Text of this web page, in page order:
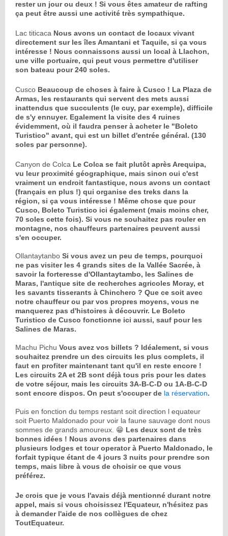
rester un jour ou deux ! Si vous êtes amateur de rafting
ça peut être aussi une activité très sympathique.
Lac titicaca Nous avons un contact de locaux vivant
directement sur les îles Amantani et Taquile, si ça vous
intéresse ! Nous connaissons aussi un local à Llachon,
une ville portuaire, qui peut vous permettre d'utiliser
son bateau pour 240 soles.
Cusco Beaucoup de choses à faire à Cusco ! La Plaza de
Armas, les restaurants qui servent des mets aussi
inattendus que succulents (le cuy, par exemple), difficile
de s'y ennuyer. Egalement la visite des 4 ruines
évidemment, où il faudra penser à acheter le "Boleto
Turistico" avant, qui est un billet d'entrée général. (130
soles par personne).
Canyon de Colca Le Colca se fait plutôt après Arequipa,
vu leur proximité géographique, mais sinon oui c'est
vraiment un endroit fantastique, nous avons un contact
(français en plus !) qui organise des treks dans la
région, si ça vous intéresse ! Même chose que pour
Cusco, Boleto Turistico ici également (mais moins cher,
70 soles cette fois). Si vous ne souhaitez pas rouler en
montagne, nos chauffeurs partenaires peuvent aussi
s'en occuper.
Ollantaytanbo Si vous avez un peu de temps, pourquoi
ne pas visiter les 4 grands sites de la Vallée Sacrée, à
savoir la forteresse d'Ollantaytambo, les Salines de
Maras, l'antique site de recherches agricoles Moray, et
les savants tisserants à Chinchero ? Que ce soit avec
notre chauffeur ou par vos propres moyens, vous ne
manquerez pas d'histoires à découvrir. Le Boleto
Turistico de Cusco fonctionne ici aussi, sauf pour les
Salines de Maras.
Machu Pichu Vous avez vos billets ? Idéalement, si vous
souhaitez prendre un des circuits les plus complets, il
faut en profiter maintenant tant qu'il en reste encore !
Les circuits 2A et 2B sont déjà tous pris pour les dates
de votre séjour, mais les circuits 3A-B-C-D ou 1A-B-C-D
sont encore dispos. On peut s'occuper de la réservation.
Puis en fonction du temps restant soit direction l equateur
soit Puerto Maldonado pour voir la faune sauvage dont nous
sommes de grands amoureux. 😁 Les deux sont de très
bonnes idées ! Nous avons des partenaires dans
plusieurs lodges et tour operator à Puerto Maldonado, le
forfait typique étant de 4 jours 3 nuits pour prendre son
temps, mais libre à vous de choisir ce que vous
préférez.
Je crois que je vous l'avais déjà mentionné durant notre
appel, mais si vous choisissez l'Equateur, n'hésitez pas
à demander l'aide de nos collègues de chez
ToutEquateur.